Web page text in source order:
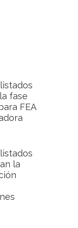
fase
FEA
la